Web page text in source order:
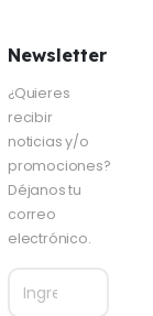
Newsletter
¿Quieres
recibir
noticias y/o
promociones?
Déjanos tu
correo
electrónico.